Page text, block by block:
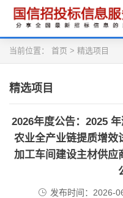
当前位置： 首页 > 精选项目
精选项目
2026年度公告：2025
农业全产业链提质增效
加工车间建设主材供应
发布时间：2026-